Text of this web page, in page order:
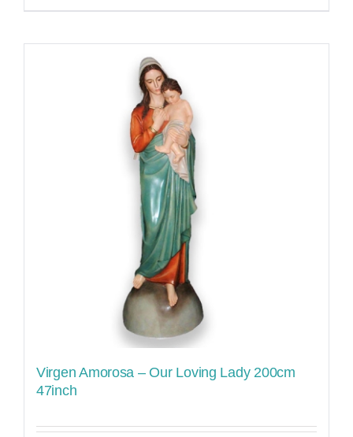
Virgen Amorosa – Our Loving Lady 200cm
47inch